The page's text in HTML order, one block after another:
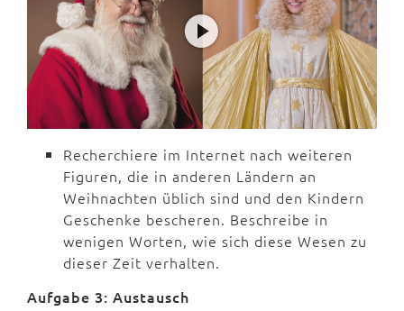
Recherchiere im Internet nach weiteren
Figuren, die in anderen Ländern an
Weihnachten üblich sind und den Kindern
Geschenke bescheren. Beschreibe in
wenigen Worten, wie sich diese Wesen zu
dieser Zeit verhalten.
Aufgabe 3: Austausch